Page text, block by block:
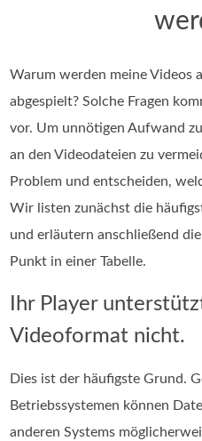
Warum werden meine Videos
abgespielt? Solche Fragen
vor. Um unnötigen Aufwand
an den Videodateien zu
Problem und entscheiden,
Wir listen zunächst die
und erläutern anschließend
Punkt in einer Tabelle.
Ihr Player
Videoformat nicht.
Dies ist der häufigste Grund.
Betriebssystemen können
anderen Systems